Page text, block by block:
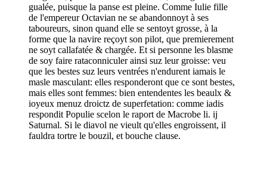
gualée, puisque la panse est pleine. Comme Iulie fille
de l'empereur Octavian ne se abandonnoyt à ses
taboureurs, sinon quand elle se sentoyt grosse, à la
forme que la navire reçoyt son pilot, que premierement
ne soyt callafatée & chargée. Et si personne les blasme
de soy faire rataconniculer ainsi suz leur groisse: veu
que les bestes suz leurs ventrées n'endurent iamais le
masle masculant: elles responderont que ce sont bestes,
mais elles sont femmes: bien entendentes les beaulx &
ioyeux menuz droictz de superfetation: comme iadis
respondit Populie scelon le raport de Macrobe li. ij
Saturnal. Si le diavol ne vieult qu'elles engroissent, il
fauldra tortre le bouzil, et bouche clause.